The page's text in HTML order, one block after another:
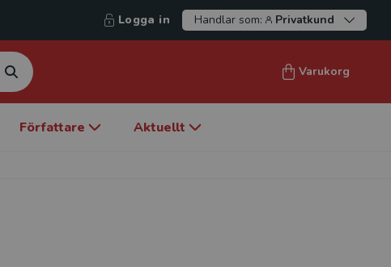
Logga in Handlar som: Privatkund
Varukorg
Författare Aktuellt